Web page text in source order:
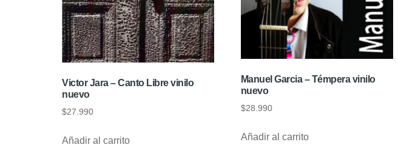
Victor Jara – Canto Libre vinilo
nuevo
$27.990
Añadir al carrito
Manuel Garcia – Témpera vinilo
nuevo
$28.990
Añadir al carrito